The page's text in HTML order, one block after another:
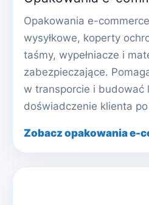
Opakowania e-
wysyłkowe, koperty
taśmy, wypełniacze i
zabezpieczające.
w transporcie i budować
doświadczenie klienta
Zobacz opakowania e-